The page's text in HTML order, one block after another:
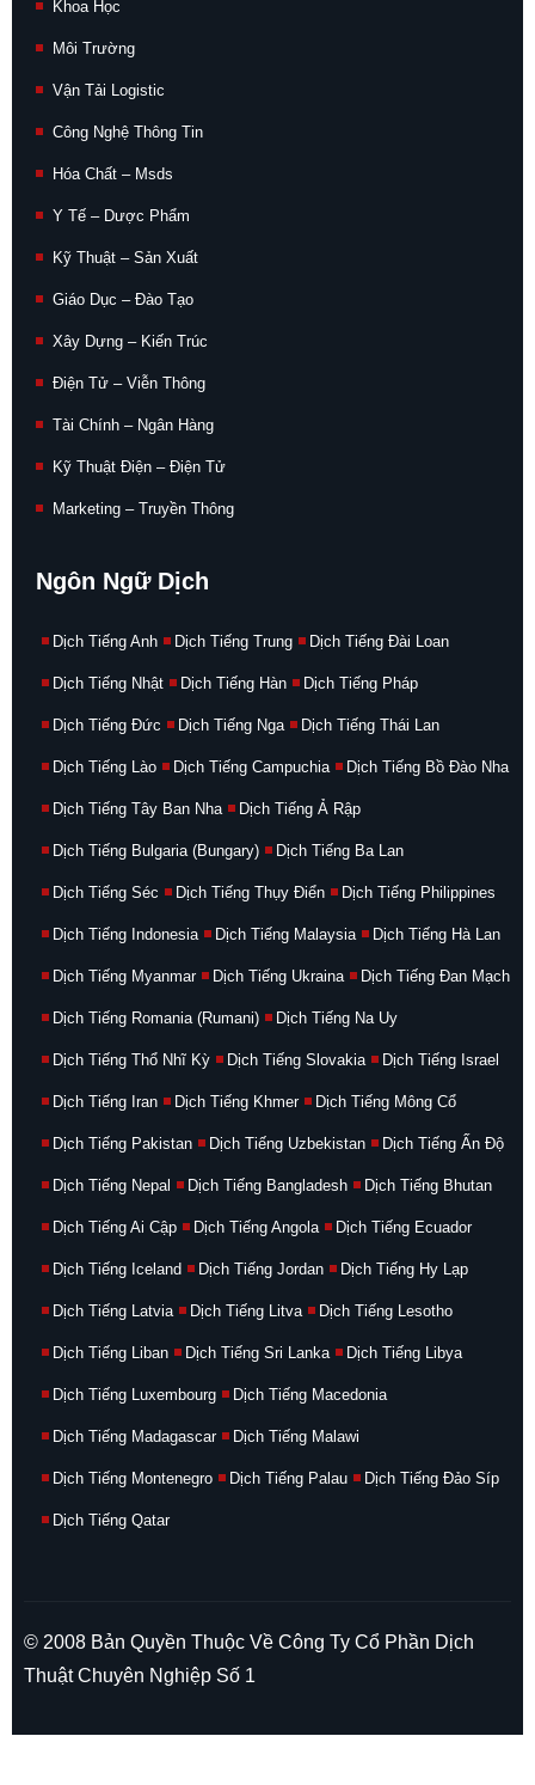
Khoa Học
Môi Trường
Vận Tải Logistic
Công Nghệ Thông Tin
Hóa Chất – Msds
Y Tế – Dược Phẩm
Kỹ Thuật – Sản Xuất
Giáo Dục – Đào Tạo
Xây Dựng – Kiến Trúc
Điện Tử – Viễn Thông
Tài Chính – Ngân Hàng
Kỹ Thuật Điện – Điện Tử
Marketing – Truyền Thông
Ngôn Ngữ Dịch
Dịch Tiếng Anh Dịch Tiếng Trung Dịch Tiếng Đài Loan
Dịch Tiếng Nhật Dịch Tiếng Hàn Dịch Tiếng Pháp
Dịch Tiếng Đức Dịch Tiếng Nga Dịch Tiếng Thái Lan
Dịch Tiếng Lào Dịch Tiếng Campuchia Dịch Tiếng Bồ Đào Nha
Dịch Tiếng Tây Ban Nha Dịch Tiếng Ả Rập
Dịch Tiếng Bulgaria (Bungary) Dịch Tiếng Ba Lan
Dịch Tiếng Séc Dịch Tiếng Thụy Điển Dịch Tiếng Philippines
Dịch Tiếng Indonesia Dịch Tiếng Malaysia Dịch Tiếng Hà Lan
Dịch Tiếng Myanmar Dịch Tiếng Ukraina Dịch Tiếng Đan Mạch
Dịch Tiếng Romania (Rumani) Dịch Tiếng Na Uy
Dịch Tiếng Thổ Nhĩ Kỳ Dịch Tiếng Slovakia Dịch Tiếng Israel
Dịch Tiếng Iran Dịch Tiếng Khmer Dịch Tiếng Mông Cổ
Dịch Tiếng Pakistan Dịch Tiếng Uzbekistan Dịch Tiếng Ấn Độ
Dịch Tiếng Nepal Dịch Tiếng Bangladesh Dịch Tiếng Bhutan
Dịch Tiếng Ai Cập Dịch Tiếng Angola Dịch Tiếng Ecuador
Dịch Tiếng Iceland Dịch Tiếng Jordan Dịch Tiếng Hy Lạp
Dịch Tiếng Latvia Dịch Tiếng Litva Dịch Tiếng Lesotho
Dịch Tiếng Liban Dịch Tiếng Sri Lanka Dịch Tiếng Libya
Dịch Tiếng Luxembourg Dịch Tiếng Macedonia
Dịch Tiếng Madagascar Dịch Tiếng Malawi
Dịch Tiếng Montenegro Dịch Tiếng Palau Dịch Tiếng Đảo Síp
Dịch Tiếng Qatar
© 2008 Bản Quyền Thuộc Về Công Ty Cổ Phần Dịch
Thuật Chuyên Nghiệp Số 1